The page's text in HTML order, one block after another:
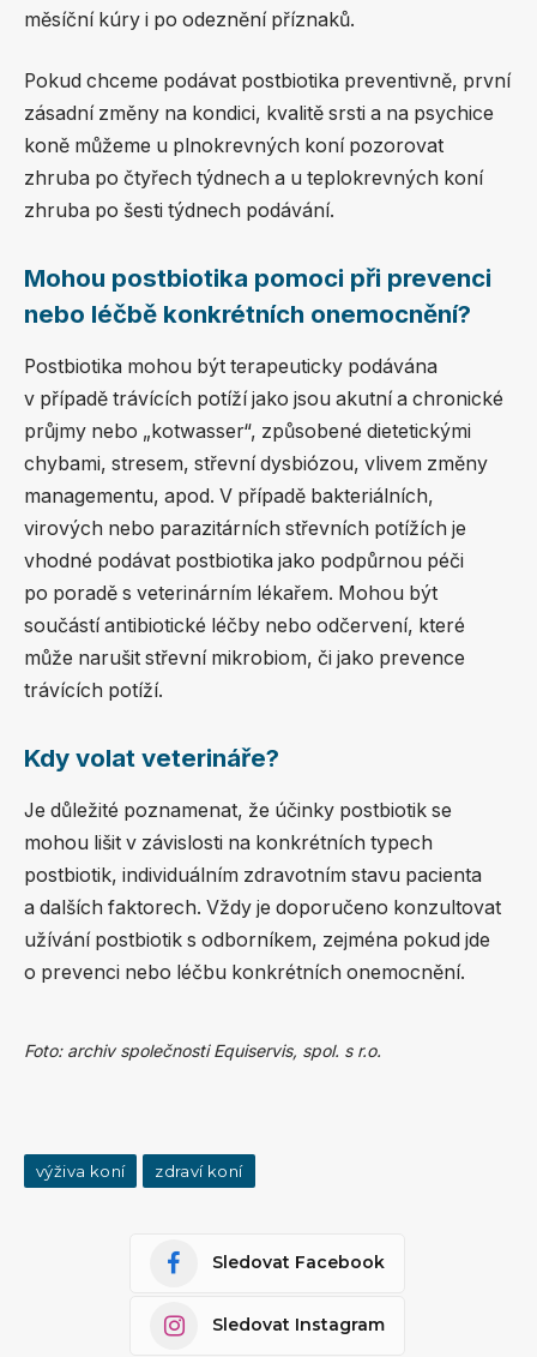
měsíční kúry i po odeznění příznaků.
Pokud chceme podávat postbiotika preventivně, první
zásadní změny na kondici, kvalitě srsti a na psychice
koně můžeme u plnokrevných koní pozorovat
zhruba po čtyřech týdnech a u teplokrevných koní
zhruba po šesti týdnech podávání.
Mohou postbiotika pomoci při prevenci
nebo léčbě konkrétních onemocnění?
Postbiotika mohou být terapeuticky podávána
v případě trávících potíží jako jsou akutní a chronické
průjmy nebo „kotwasser“, způsobené dietetickými
chybami, stresem, střevní dysbiózou, vlivem změny
managementu, apod. V případě bakteriálních,
virových nebo parazitárních střevních potížích je
vhodné podávat postbiotika jako podpůrnou péči
po poradě s veterinárním lékařem. Mohou být
součástí antibiotické léčby nebo odčervení, které
může narušit střevní mikrobiom, či jako prevence
trávících potíží.
Kdy volat veterináře?
Je důležité poznamenat, že účinky postbiotik se
mohou lišit v závislosti na konkrétních typech
postbiotik, individuálním zdravotním stavu pacienta
a dalších faktorech. Vždy je doporučeno konzultovat
užívání postbiotik s odborníkem, zejména pokud jde
o prevenci nebo léčbu konkrétních onemocnění.
Foto: archiv společnosti Equiservis, spol. s r.o.
výživa koní zdraví koní
Sledovat Facebook
Sledovat Instagram